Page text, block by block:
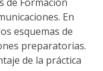
de Formación
En
esquemas de
preparatorias.
de la práctica